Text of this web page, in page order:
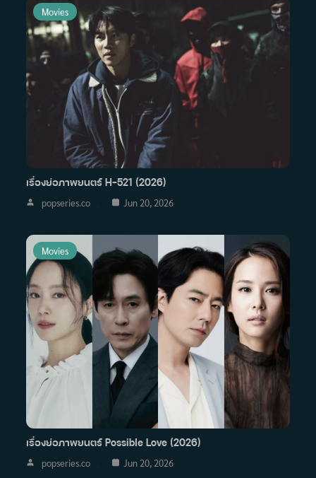
Movies
เรื่องย่อภาพยนตร์ H-521 (2026)
popseries.co Jun 20, 2026
Movies
เรื่องย่อภาพยนตร์ Possible Love (2026)
popseries.co Jun 20, 2026